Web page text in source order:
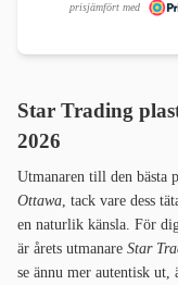
prisjämfört med
Star Trading
2026
Utmanaren till den bästa
Ottawa, tack vare dess
en naturlik känsla. För
är årets utmanare Star
se ännu mer autentisk